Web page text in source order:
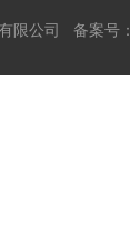
限公司 备案号：